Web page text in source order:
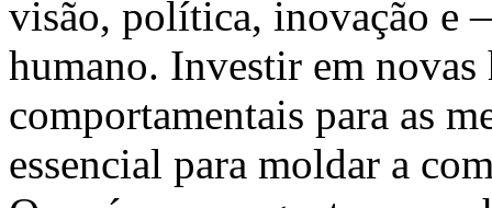
visão, política, inovação
humano. Investir em novas
comportamentais para as
essencial para moldar a